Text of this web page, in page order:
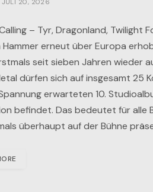
JULI 20, 2026
– Tyr, Dragonland, Twilight
erneut über Europa
seit sieben Jahren wieder
dürfen sich auf insgesamt 25
erwarteten 10.
befindet. Das bedeutet für alle
überhaupt auf der Bühne